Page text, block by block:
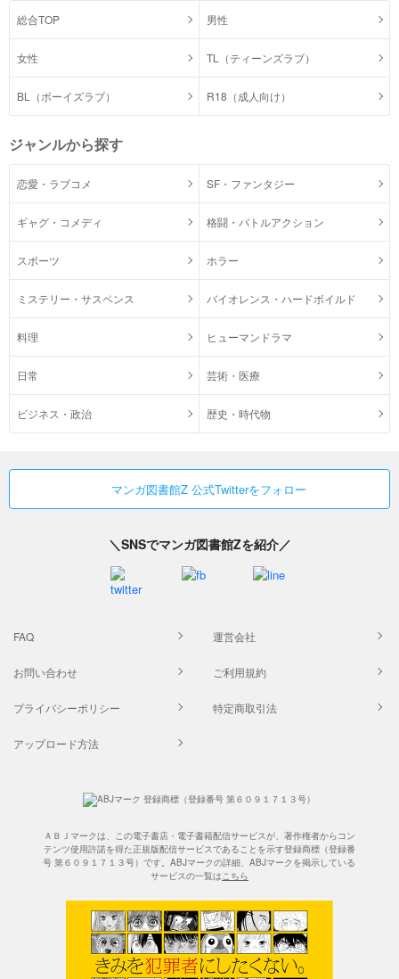
総合TOP 男性
女性 TL（ティーンズラブ）
BL（ボーイズラブ） R18（成人向け）
ジャンルから探す
恋愛・ラブコメ SF・ファンタジー
ギャグ・コメディ 格闘・バトルアクション
スポーツ ホラー
ミステリー・サスペンス バイオレンス・ハードボイルド
料理 ヒューマンドラマ
日常 芸術・医療
ビジネス・政治 歴史・時代物
マンガ図書館Z 公式Twitterをフォロー
＼SNSでマンガ図書館Zを紹介／
FAQ 運営会社
お問い合わせ ご利用規約
プライバシーポリシー 特定商取引法
アップロード方法
ＡＢＪマークは、この電子書店・電子書籍配信サービスが、著作権者からコン
テンツ使用許諾を得た正規版配信サービスであることを示す登録商標（登録番
号 第６０９１７１３号）です。ABJマークの詳細、ABJマークを掲示している
サービスの一覧はこちら